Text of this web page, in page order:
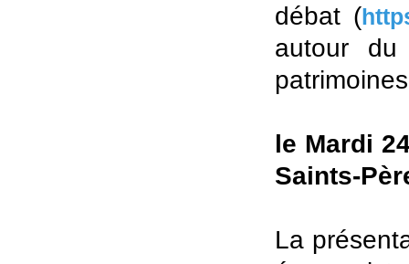
débat (
autour
le Mardi
Saints-
La